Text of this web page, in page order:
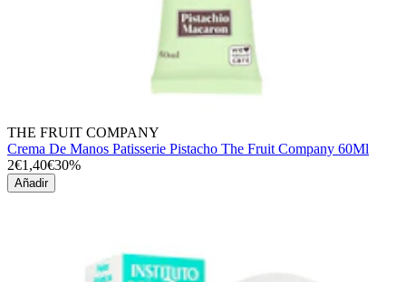
THE FRUIT COMPANY
Crema De Manos Patisserie Pistacho The Fruit Company 60Ml
2€1,40€30%
Añadir